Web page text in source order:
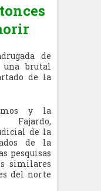
de
brutal
de la
y la
Fajardo,
de la
de la
pesquisas
similares
del norte